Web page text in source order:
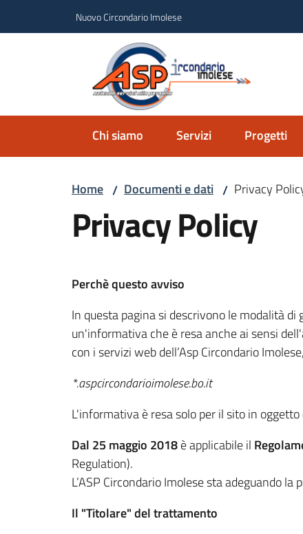
Nuovo Circondario Imolese
Chi siamo Servizi Progetti
Home / Documenti e dati / Privacy
Privacy Policy
Perchè questo avviso
In questa pagina si descrivono le modalità
un'informativa che è resa anche ai sensi
con i servizi web dell’Asp Circondario
*.aspcircondarioimolese.bo.it
L'informativa è resa solo per il sito in
Dal 25 maggio 2018è applicabile il
Regulation).
L’ASP Circondario Imolese sta adeguando
Il "Titolare" del trattamento